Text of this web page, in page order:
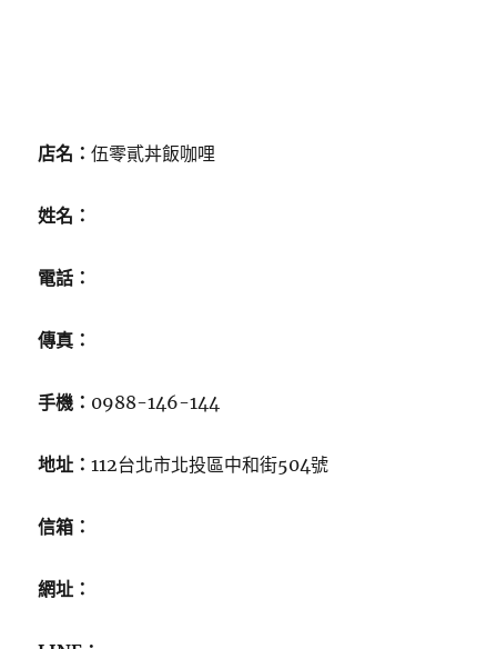
店名：伍零貳丼飯咖哩
姓名：
電話：
傳真：
手機： 0988-146-144
地址：112台北市北投區中和街504號
信箱：
網址：